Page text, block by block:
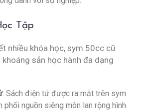
Tập
nhiều khóa học, sym 50cc cũ
sản học hành đa dạng
: Sách điện tử được ra mắt trên sym
phối nguồn siêng môn lan rộng hình